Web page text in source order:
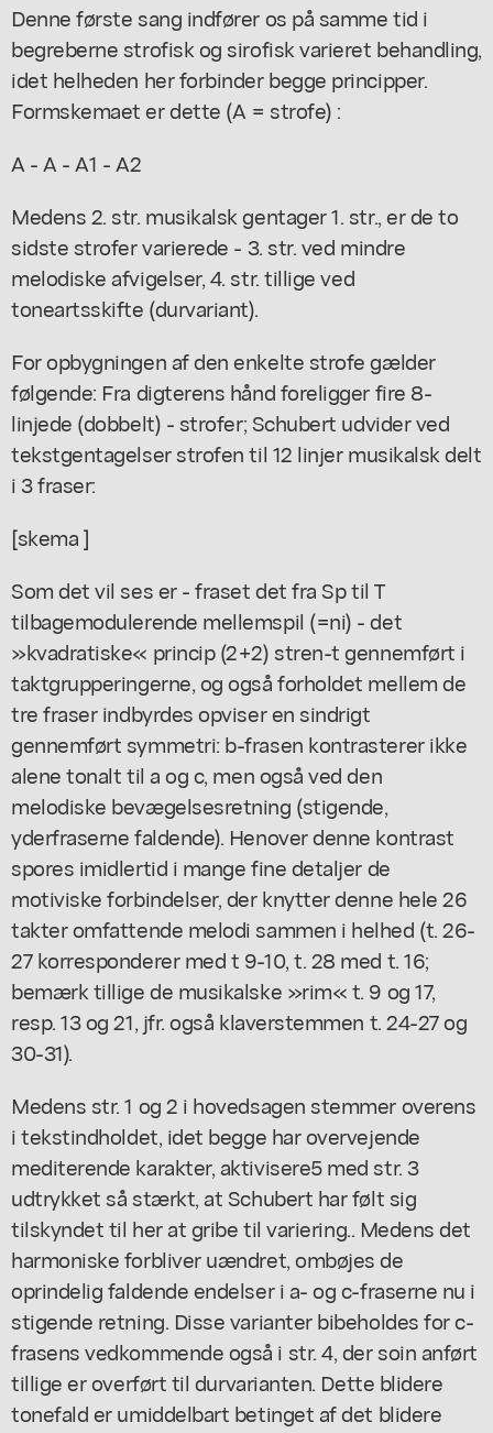
Denne første sang indfører os på samme tid i
begreberne strofisk og sirofisk varieret behandling,
idet helheden her forbinder begge principper.
Formskemaet er dette (A = strofe) :
A - A - A1 - A2
Medens 2. str. musikalsk gentager 1. str., er de to
sidste strofer varierede - 3. str. ved mindre
melodiske afvigelser, 4. str. tillige ved
toneartsskifte (durvariant).
For opbygningen af den enkelte strofe gælder
følgende: Fra digterens hånd foreligger fire 8-
linjede (dobbelt) - strofer; Schubert udvider ved
tekstgentagelser strofen til 12 linjer musikalsk delt
i 3 fraser:
[skema ]
Som det vil ses er - fraset det fra Sp til T
tilbagemodulerende mellemspil (=ni) - det
»kvadratiske« princip (2+2) stren-t gennemført i
taktgrupperingerne, og også forholdet mellem de
tre fraser indbyrdes opviser en sindrigt
gennemført symmetri: b-frasen kontrasterer ikke
alene tonalt til a og c, men også ved den
melodiske bevægelsesretning (stigende,
yderfraserne faldende). Henover denne kontrast
spores imidlertid i mange fine detaljer de
motiviske forbindelser, der knytter denne hele 26
takter omfattende melodi sammen i helhed (t. 26-
27 korresponderer med t 9-10, t. 28 med t. 16;
bemærk tillige de musikalske »rim« t. 9 og 17,
resp. 13 og 21, jfr. også klaverstemmen t. 24-27 og
30-31).
Medens str. 1 og 2 i hovedsagen stemmer overens
i tekstindholdet, idet begge har overvejende
mediterende karakter, aktivisere5 med str. 3
udtrykket så stærkt, at Schubert har følt sig
tilskyndet til her at gribe til variering.. Medens det
harmoniske forbliver uændret, ombøjes de
oprindelig faldende endelser i a- og c-fraserne nu i
stigende retning. Disse varianter bibeholdes for c-
frasens vedkommende også i str. 4, der soin anført
tillige er overført til durvarianten. Dette blidere
tonefald er umiddelbart betinget af det blidere